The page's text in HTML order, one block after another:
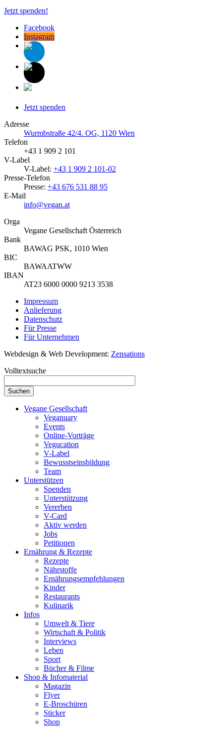
Jetzt spenden!
Facebook
Instagram
Jetzt spenden
Adresse
Wurmbstraße 42/4. OG, 1120 Wien
Telefon
+43 1 909 2 101
V-Label
V-Label: +43 1 909 2 101-02
Presse-Telefon
Presse: +43 676 531 88 95
E-Mail
info@vegan.at
Orga
Vegane Gesellschaft Österreich
Bank
BAWAG PSK, 1010 Wien
BIC
BAWAATWW
IBAN
AT23 6000 0000 9213 3538
Impressum
Anlieferung
Datenschutz
Für Presse
Für Unternehmen
Webdesign & Web Development: Zensations
Volltextsuche
Vegane Gesellschaft
Veganuary
Events
Online-Vorträge
Vegucation
V-Label
Bewusstseinsbildung
Team
Unterstützen
Spenden
Unterstützung
Vererben
V-Card
Aktiv werden
Jobs
Petitionen
Ernährung & Rezepte
Rezepte
Nährstoffe
Ernährungsempfehlungen
Kinder
Restaurants
Kulinarik
Infos
Umwelt & Tiere
Wirtschaft & Politik
Interviews
Leben
Sport
Bücher & Filme
Shop & Infomaterial
Magazin
Flyer
E-Broschüren
Sticker
Shop